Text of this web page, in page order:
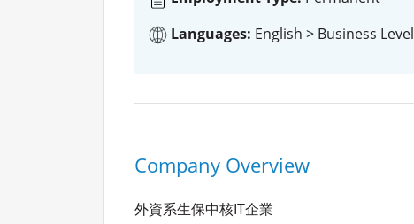
Languages: English > Business Level
Company Overview
外資系生保中核IT企業